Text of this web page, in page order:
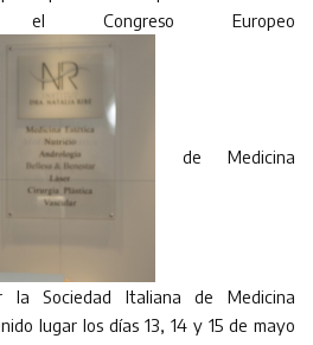
el Congreso Europeo
de Medicina
la Sociedad Italiana de Medicina
lugar los días 13, 14 y 15 de mayo